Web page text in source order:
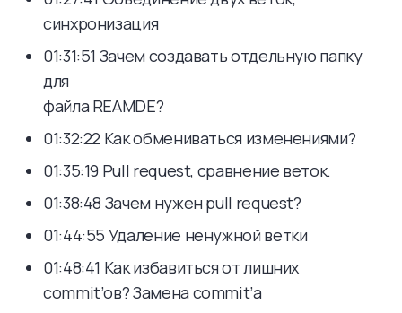
синхронизация
01:31:51 Зачем создавать отдельную папку
для
файла REAMDE?
01:32:22 Как обмениваться изменениями?
01:35:19 Pull request, сравнение веток.
01:38:48 Зачем нужен pull request?
01:44:55 Удаление ненужной ветки
01:48:41 Как избавиться от лишних
commit’ов? Замена commit’а